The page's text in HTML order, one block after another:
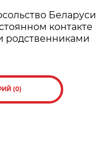
Беларуси
контакте
родственниками
(0)